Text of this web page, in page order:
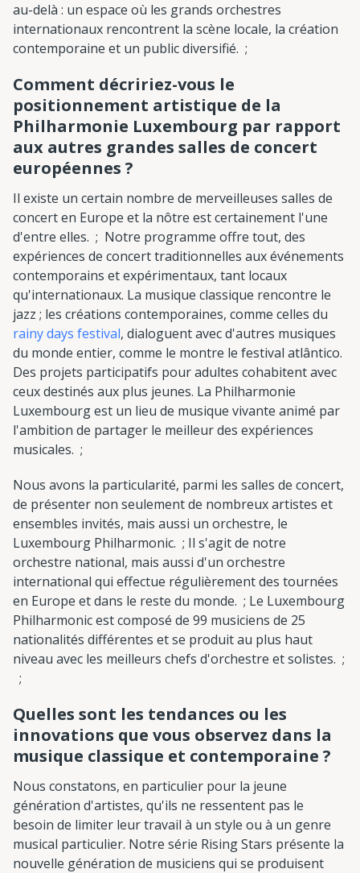
au-delà : un espace où les grands orchestres
internationaux rencontrent la scène locale, la création
contemporaine et un public diversifié. ;
Comment décririez-vous le
positionnement artistique de la
Philharmonie Luxembourg par rapport
aux autres grandes salles de concert
européennes ?
Il existe un certain nombre de merveilleuses salles de
concert en Europe et la nôtre est certainement l'une
d'entre elles. ; Notre programme offre tout, des
expériences de concert traditionnelles aux événements
contemporains et expérimentaux, tant locaux
qu'internationaux. La musique classique rencontre le
jazz ; les créations contemporaines, comme celles du
rainy days festival, dialoguent avec d'autres musiques
du monde entier, comme le montre le festival atlântico.
Des projets participatifs pour adultes cohabitent avec
ceux destinés aux plus jeunes. La Philharmonie
Luxembourg est un lieu de musique vivante animé par
l'ambition de partager le meilleur des expériences
musicales. ;
Nous avons la particularité, parmi les salles de concert,
de présenter non seulement de nombreux artistes et
ensembles invités, mais aussi un orchestre, le
Luxembourg Philharmonic. ; Il s'agit de notre
orchestre national, mais aussi d'un orchestre
international qui effectue régulièrement des tournées
en Europe et dans le reste du monde. ; Le Luxembourg
Philharmonic est composé de 99 musiciens de 25
nationalités différentes et se produit au plus haut
niveau avec les meilleurs chefs d'orchestre et solistes. ;
;
Quelles sont les tendances ou les
innovations que vous observez dans la
musique classique et contemporaine ?
Nous constatons, en particulier pour la jeune
génération d'artistes, qu'ils ne ressentent pas le
besoin de limiter leur travail à un style ou à un genre
musical particulier. Notre série Rising Stars présente la
nouvelle génération de musiciens qui se produisent